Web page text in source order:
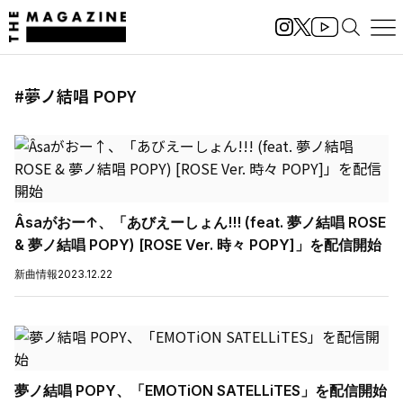
#夢ノ結唱 POPY
Âsaがおー↑、「あびえーしょん!!! (feat. 夢ノ結唱 ROSE
& 夢ノ結唱 POPY) [ROSE Ver. 時々 POPY]」を配信開始
新曲情報2023.12.22
夢ノ結唱 POPY、「EMOTiON SATELLiTES」を配信開始